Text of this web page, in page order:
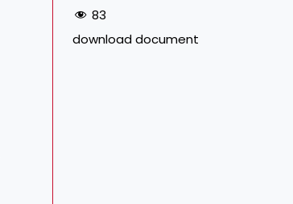
83
download document